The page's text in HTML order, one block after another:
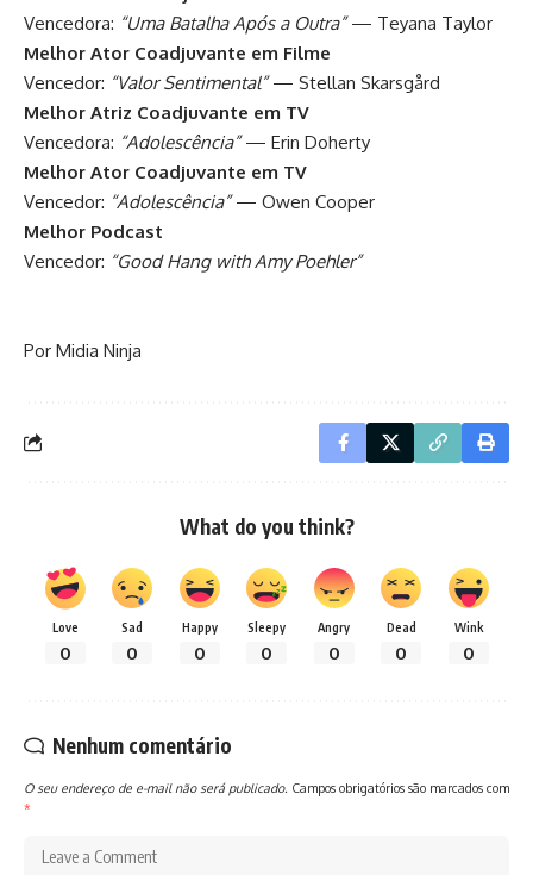
Vencedora: “Uma Batalha Após a Outra”— Teyana Taylor
Melhor Ator Coadjuvante em Filme
Vencedor: “Valor Sentimental”— Stellan Skarsgård
Melhor Atriz Coadjuvante em TV
Vencedora: “Adolescência”— Erin Doherty
Melhor Ator Coadjuvante em TV
Vencedor: “Adolescência”— Owen Cooper
Melhor Podcast
Vencedor: “Good Hang with Amy Poehler”
Por Midia Ninja
What do you think?
Love
0
Sad
0
Happy
0
Sleepy
0
Angry
0
Dead
0
Wink
0
Nenhum comentário
O seu endereço de e-mail não será publicado. Campos obrigatórios são marcados com
*